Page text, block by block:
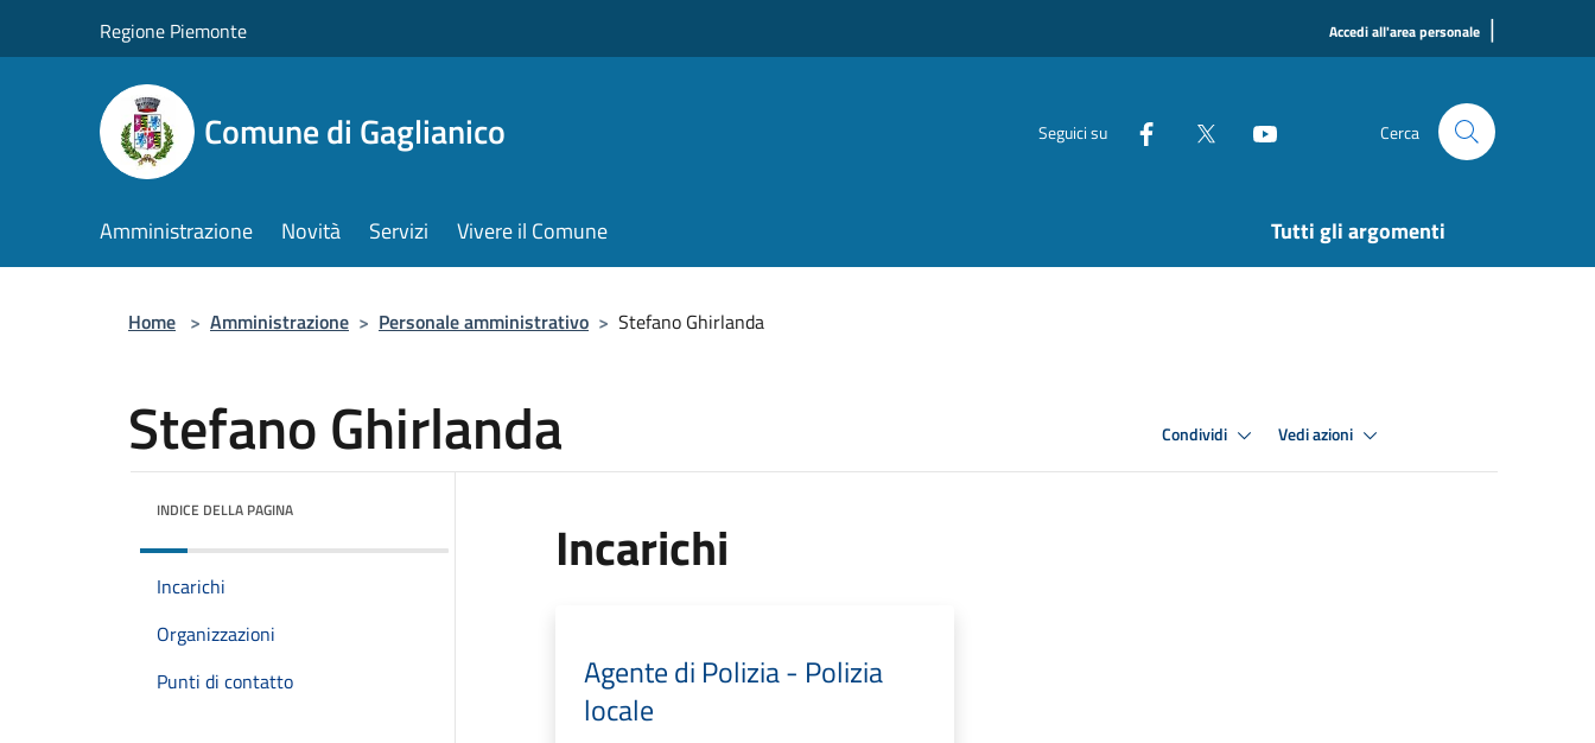
Regione Piemonte Accedi all'area personale |
Comune di Gaglianico Seguici su Cerca
Amministrazione Novità Servizi Vivere il Comune Tutti gli argomenti
Home > Amministrazione > Personale amministrativo > Stefano Ghirlanda
Stefano Ghirlanda Condividi Vedi azioni
INDICE DELLA PAGINA
Incarichi
Organizzazioni
Punti di contatto
Incarichi
Agente di Polizia - Polizia
locale